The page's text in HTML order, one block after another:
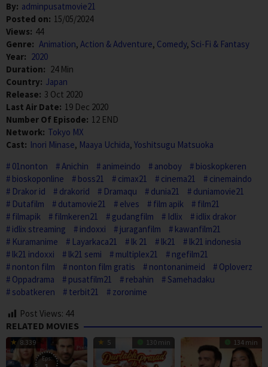
By: adminpusatmovie21
Posted on: 15/05/2024
Views: 44
Genre: Animation, Action & Adventure, Comedy, Sci-Fi & Fantasy
Year: 2020
Duration: 24 Min
Country: Japan
Release: 3 Oct 2020
Last Air Date: 19 Dec 2020
Number Of Episode: 12 END
Network: Tokyo MX
Cast: Inori Minase, Maaya Uchida, Yoshitsugu Matsuoka
01nonton
Anichin animeindo anoboy
bioskopkeren
bioskoponline
boss21 cimax21 cinema21
cinemaindo
Drakor id
drakorid Dramaqu dunia21
duniamovie21
Dutafilm
dutamovie21 elves film apik
film21
filmapik
filmkeren21 gudangfilm Idlix
idlix drakor
idlix streaming
indoxxi juraganfilm
kawanfilm21
Kuramanime
Layarkaca21 lk 21 lk21
lk21 indonesia
lk21 indoxxi
lk21 semi multiplex21
ngefilm21
nonton film
nonton film gratis nontonanimeid
Oploverz
Oppadrama
pusatfilm21 rebahin
Samehadaku
sobatkeren
terbit21
zoronime
Post Views: 44
RELATED MOVIES
8.339
Eps:
5 130 min 134 min